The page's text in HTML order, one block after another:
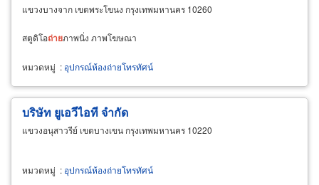
แขวงบางจาก เขตพระโขนง กรุงเทพมหานคร 10260
สตูดิโอถ่ายภาพนิ่ง ภาพโฆษณา
หมวดหมู่ : อุปกรณ์ห้องถ่ายโทรทัศน์
บริษัท ยูเอวีไอที จำกัด
แขวงอนุสาวรีย์ เขตบางเขน กรุงเทพมหานคร 10220
หมวดหมู่ : อุปกรณ์ห้องถ่ายโทรทัศน์